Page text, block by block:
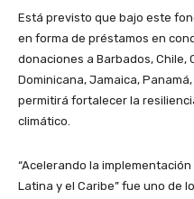
Está previsto que bajo este
en forma de préstamos en
donaciones a Barbados, Chile,
Dominicana, Jamaica,
permitirá fortalecer la
climático.
“Acelerando la
Latina y el Caribe” fue uno de